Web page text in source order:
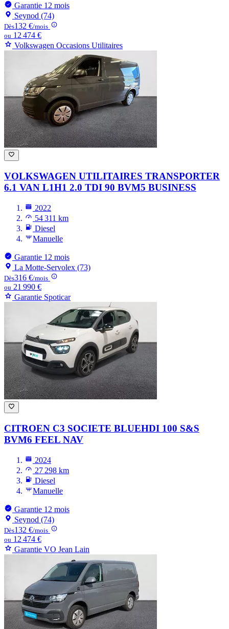
Garantie 12 mois
Seynod (74)
Dès132 €/mois
ou 12 474 €
Volkswagen Occasions Utilitaires
VOLKSWAGEN UTILITAIRES TRANSPORTER
6.1 VAN L1H1 2.0 TDI 90 BVM5 BUSINESS
2022
54 311 km
Diesel
Manuelle
Garantie 12 mois
La Motte-Servolex (73)
Dès316 €/mois
ou 21 990 €
Garantie Spoticar
CITROEN C3 SOCIETE BLUEHDI 100 S&S
BVM6 FEEL NAV
2024
27 298 km
Diesel
Manuelle
Garantie 12 mois
Seynod (74)
Dès132 €/mois
ou 12 474 €
Garantie VO Jean Lain